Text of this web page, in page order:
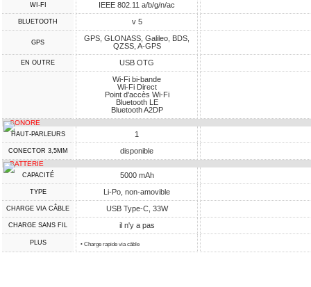
WI-FI IEEE 802.11 a/b/g/n/ac
BLUETOOTH v 5
GPS
GPS, GLONASS, Galileo, BDS,
QZSS, A-GPS
EN OUTRE
USB OTG
Wi-Fi bi-bande
Wi-Fi Direct
Point d'accès Wi-Fi
Bluetooth LE
Bluetooth A2DP
SONORE
HAUT-PARLEURS 1
CONECTOR 3,5MM disponible
BATTERIE
CAPACITÉ 5000 mAh
TYPE Li-Po, non-amovible
CHARGE VIA CÂBLE USB Type-C, 33W
CHARGE SANS FIL il n'y a pas
PLUS • Charge rapide via câble